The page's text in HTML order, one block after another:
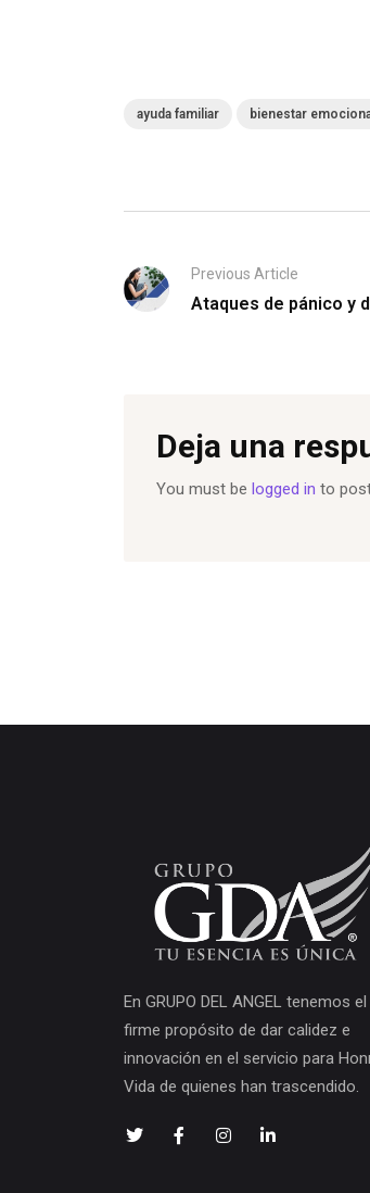
ayuda familiar bienestar
Previous Article
Ataques de pánico y
Deja una
You must be logged in to
En GRUPO DEL ANGEL tenemos el
firme propósito de dar calidez e
innovación en el servicio para
Vida de quienes han trascendido.